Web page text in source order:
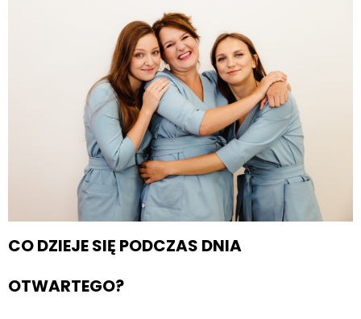
CO DZIEJE SIĘ PODCZAS DNIA
OTWARTEGO?